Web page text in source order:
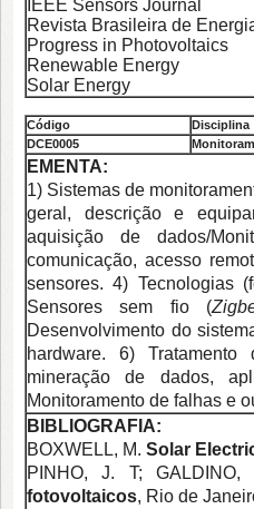
IEEE Sensors Journal
Revista Brasileira de
Progress in Photovoltaics
Renewable Energy
Solar Energy
Código
Disciplina
DCE0005
EMENTA:
1) Sistemas de
geral, descrição e
aquisição de dados/
comunicação, acesso
sensores. 4) Tecnologias
Sensores sem fio (
Desenvolvimento do
hardware. 6)
mineração de dados,
Monitoramento de falhas e
BIBLIOGRAFIA:
BOXWELL, M. Solar
PINHO, J. T;
fotovoltaicos, Rio de